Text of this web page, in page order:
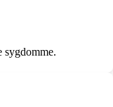
sygdomme.